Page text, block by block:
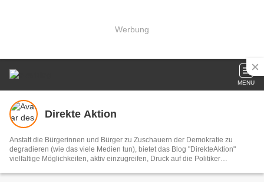
Werbung
MENU
Direkte Aktion
Anstatt die Bürgerinnen und Bürger zu Zuschauern der Demokratie zu
degradieren (wie das viele Medien tun), bietet das Blog "DirekteAktion"
vielfältige Möglichkeiten, aktiv einzugreifen, Druck auf die Politiker
können alle LeserInnen unterstützen, indem sie bei den Aktionen mitmachen